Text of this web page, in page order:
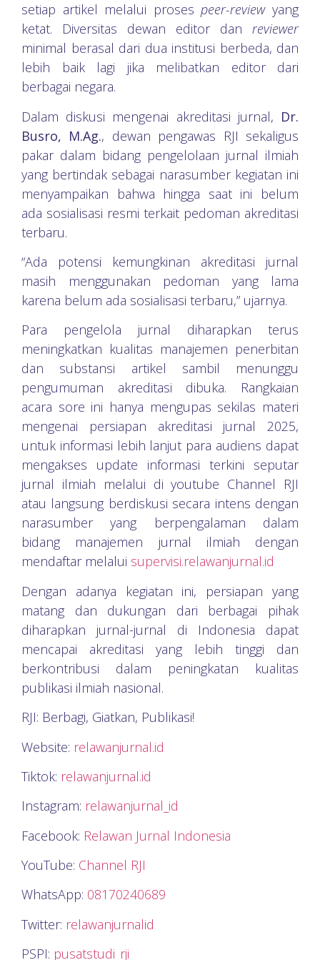
setiap artikel melalui prosespeer-reviewyang
ketat. Diversitas dewan editor dan reviewer
minimal berasal dari dua institusi berbeda, dan
lebih baik lagi jika melibatkan editor dari
berbagai negara.
Dalam diskusi mengenai akreditasi jurnal, Dr.
Busro, M.Ag., dewan pengawas RJI sekaligus
pakar dalam bidang pengelolaan jurnal ilmiah
yang bertindak sebagai narasumber kegiatan ini
menyampaikan bahwa hingga saat ini belum
ada sosialisasi resmi terkait pedoman akreditasi
terbaru.
“Ada potensi kemungkinan akreditasi jurnal
masih menggunakan pedoman yang lama
karena belum ada sosialisasi terbaru,” ujarnya.
Para pengelola jurnal diharapkan terus
meningkatkan kualitas manajemen penerbitan
dan substansi artikel sambil menunggu
pengumuman akreditasi dibuka. Rangkaian
acara sore ini hanya mengupas sekilas materi
mengenai persiapan akreditasi jurnal 2025,
untuk informasi lebih lanjut para audiens dapat
mengakses update informasi terkini seputar
jurnal ilmiah melalui di youtube Channel RJI
atau langsung berdiskusi secara intens dengan
narasumber yang berpengalaman dalam
bidang manajemen jurnal ilmiah dengan
mendaftar melalui supervisi.relawanjurnal.id
Dengan adanya kegiatan ini, persiapan yang
matang dan dukungan dari berbagai pihak
diharapkan jurnal-jurnal di Indonesia dapat
mencapai akreditasi yang lebih tinggi dan
berkontribusi dalam peningkatan kualitas
publikasi ilmiah nasional.
RJI: Berbagi, Giatkan, Publikasi!
Website: relawanjurnal.id
Tiktok: relawanjurnal.id
Instagram: relawanjurnal_id
Facebook: Relawan Jurnal Indonesia
YouTube: Channel RJI
WhatsApp: 08170240689
Twitter: relawanjurnalid
PSPI: pusatstudi_rji